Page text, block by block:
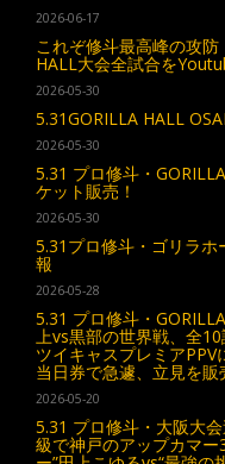
2026-06-17
これぞ修斗最高峰の攻
HALL大会全試合を
2026-05-30
5.31GORILLA HALL
2026-05-30
5.31 プロ修斗・
ケット販売！
2026-05-30
5.31プロ修斗・ゴリラホ
報
2026-05-28
5.31 プロ修斗・
上vs黒部の世界戦、全
ツイキャスプレミアPPV
当日券で急遽、立見を販
2026-05-20
5.31 プロ修斗・大阪大
級で神戸のアップカマー